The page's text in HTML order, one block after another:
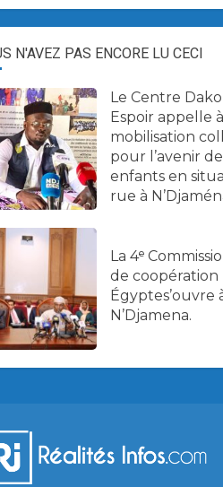
N'AVEZ PAS ENCORE LU CECI
Le Centre
Espoir appelle
mobilisation
pour l’avenir
enfants en
rue à
La 4ᵉ
de coopération
Égyptes’ouvre
N’Djamena.